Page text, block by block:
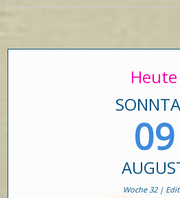
Heute
09
Woche 32 |